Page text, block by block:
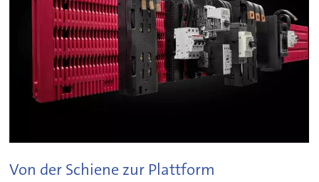
Von der Schiene zur Plattform